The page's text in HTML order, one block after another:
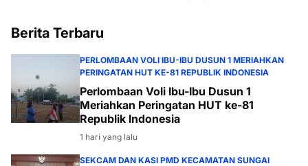
Berita Terbaru
PERLOMBAAN VOLI IBU-IBU DUSUN 1 MERIAHKAN
PERINGATAN HUT KE-81 REPUBLIK INDONESIA
Perlombaan Voli Ibu-Ibu Dusun 1
Meriahkan Peringatan HUT ke-81
Republik Indonesia
1 hari yang lalu
SEKCAM DAN KASI PMD KECAMATAN SUNGAI